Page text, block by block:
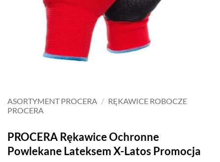
ASORTYMENT PROCERA / RĘKAWICE ROBOCZE
PROCERA
PROCERA Rękawice Ochronne
Powlekane Lateksem X-Latos Promocja